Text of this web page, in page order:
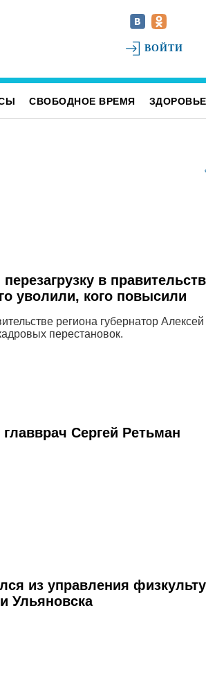
ВОЙТИ
СВОБОДНОЕ ВРЕМЯ ЗДОРОВЬЕ
в
уволили, кого повысили
региона губернатор Алексей
перестановок.
Сергей Ретьман
из управления
Ульяновска